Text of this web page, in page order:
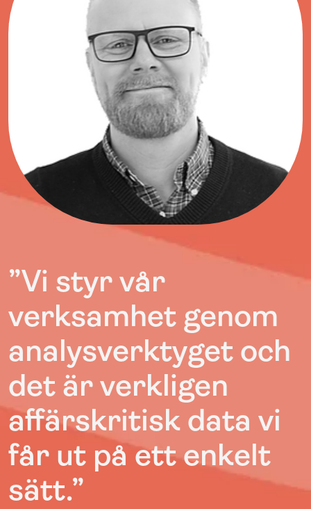
”Vi styr vår
verksamhet genom
analysverktyget och
det är verkligen
affärskritisk data vi
får ut på ett enkelt
sätt.”